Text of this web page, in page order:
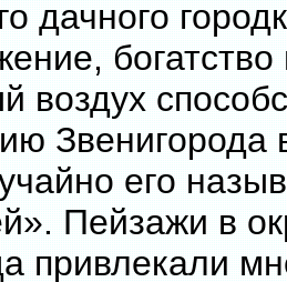
дачного
богатство
воздух
Звенигорода
его
Пейзажи в
привлекали